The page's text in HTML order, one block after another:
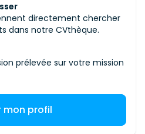
directement chercher
dans notre CVthèque.
prélevée sur votre mission
mon profil